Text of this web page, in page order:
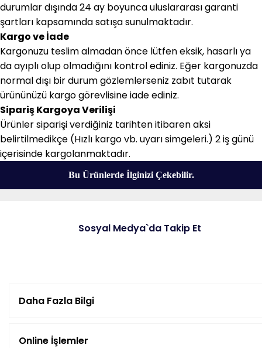
durumlar dışında 24 ay boyunca uluslararası garanti
şartları kapsamında satışa sunulmaktadır.
Kargo ve İade
Kargonuzu teslim almadan önce lütfen eksik, hasarlı ya
da ayıplı olup olmadığını kontrol ediniz. Eğer kargonuzda
normal dışı bir durum gözlemlerseniz zabıt tutarak
ürününüzü kargo görevlisine iade ediniz.
Sipariş Kargoya Verilişi
Ürünler siparişi verdiğiniz tarihten itibaren aksi
belirtilmedikçe (Hızlı kargo vb. uyarı simgeleri.) 2 iş günü
içerisinde kargolanmaktadır.
Bu Ürünlerde İlginizi Çekebilir.
Sosyal Medya`da Takip Et
Daha Fazla Bilgi
Online İşlemler